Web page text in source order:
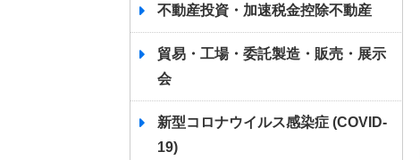
不動産投資・加速税金控除不動産
貿易・工場・委託製造・販売・展示
会
新型コロナウイルス感染症 (COVID-
19)